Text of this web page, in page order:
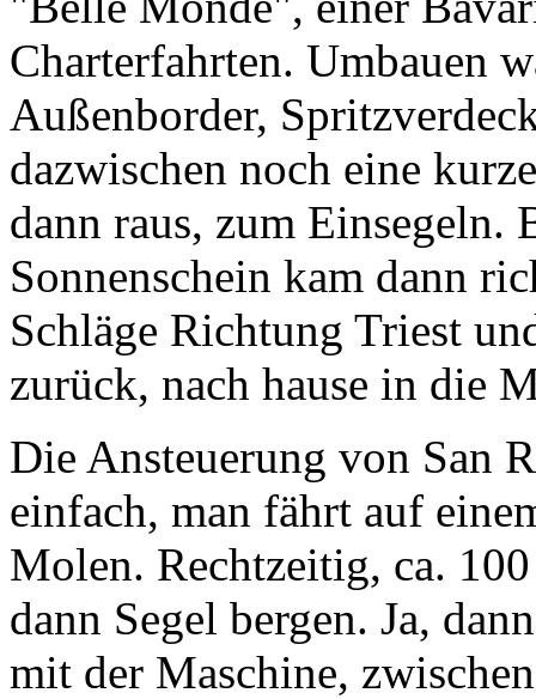
Charterfahrten. Umbauen
Außenborder,
dazwischen noch eine
dann raus, zum Einsegeln.
Sonnenschein kam dann
Schläge Richtung Triest
zurück, nach hause in die
Die Ansteuerung von San
einfach, man fährt auf
Molen. Rechtzeitig, ca.
dann Segel bergen. Ja,
mit der Maschine,